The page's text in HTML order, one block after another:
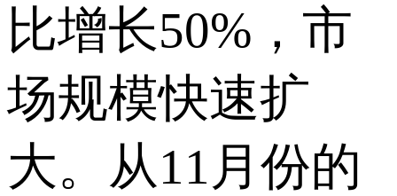
比增长50%，市
场规模快速扩
大。从11月份的